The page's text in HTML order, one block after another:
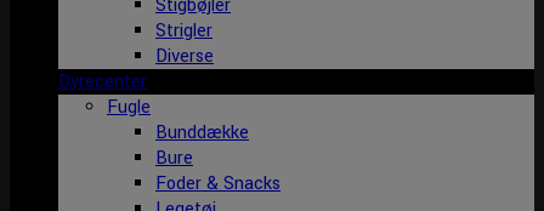
Stigbøjler
Strigler
Diverse
Dyrecenter
Fugle
Bunddække
Bure
Foder & Snacks